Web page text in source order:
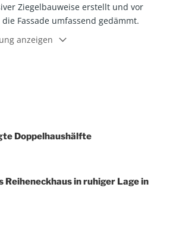
Ziegelbauweise erstellt und vor
Fassade umfassend gedämmt.
verfügt über fünf Zimmer im EG,
DG vorhanden.
verfügt über ein
einen Hobby- oder Fitnessraum etc.
ist schön eingewachsen und so
Im OG befindet sich ein großer
anzeigen
Doppelhaushälfte
Reiheneckhaus in ruhiger Lage in